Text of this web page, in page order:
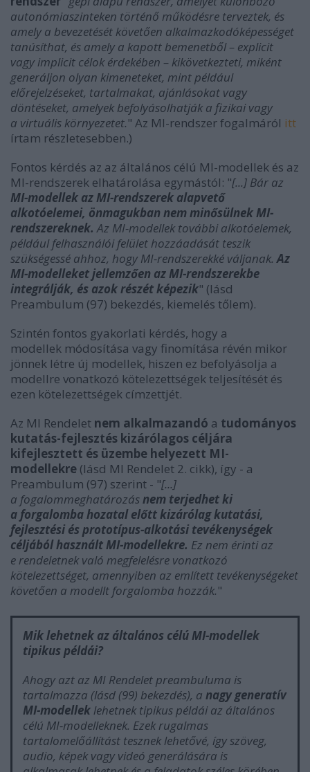
autonómiaszinteken történő működésre terveztek, és
amely a bevezetését követően alkalmazkodóképességet
tanúsíthat, és amely a kapott bemenetből – explicit
vagy implicit célok érdekében – kikövetkezteti, miként
generáljon olyan kimeneteket, mint például
előrejelzéseket, tartalmakat, ajánlásokat vagy
döntéseket, amelyek befolyásolhatják a fizikai vagy
a virtuális környezetet." Az MI-rendszer fogalmáról itt
írtam részletesebben.)
Fontos kérdés az az általános célú MI-modellek és az
MI-rendszerek elhatárolása egymástól: "[...] Bár az
MI-modellek az MI-rendszerek alapvető
alkotóelemei, önmagukban nem minősülnek MI-
rendszereknek. Az MI-modellek további alkotóelemek,
például felhasználói felület hozzáadását teszik
szükségessé ahhoz, hogy MI-rendszerekké váljanak.Az
MI-modelleket jellemzően az MI-rendszerekbe
integrálják, és azok részét képezik" (lásd
Preambulum (97) bekezdés, kiemelés tőlem).
Szintén fontos gyakorlati kérdés, hogy a
modellek módosítása vagy finomítása révén mikor
jönnek létre új modellek, hiszen ez befolyásolja a
modellre vonatkozó kötelezettségek teljesítését és
ezen kötelezettségek címzettjét.
Az MI Rendelet nem alkalmazandó a tudományos
kutatás-fejlesztés kizárólagos céljára
kifejlesztett és üzembe helyezett MI-
modellekre (lásd MI Rendelet 2. cikk), így - a
Preambulum (97) szerint - "[...]
a fogalommeghatározásnem terjedhet ki
a forgalomba hozatal előtt kizárólag kutatási,
fejlesztési és prototípus-alkotási tevékenységek
céljából használt MI-modellekre. Ez nem érinti az
e rendeletnek való megfelelésre vonatkozó
kötelezettséget, amennyiben az említett tevékenységeket
követően a modellt forgalomba hozzák."
Mik lehetnek az általános célú MI-modellek
tipikus példái?
Ahogy azt az MI Rendelet preambuluma is
tartalmazza (lásd (99) bekezdés), a nagy generatív
MI-modellek lehetnek tipikus példái az általános
célú MI-modelleknek. Ezek rugalmas
tartalomelőállítást tesznek lehetővé, így szöveg,
audio, képek vagy videó generálására is